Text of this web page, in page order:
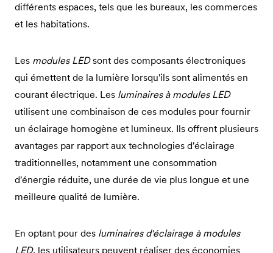
différents espaces, tels que les bureaux, les commerces
et les habitations.
Les modules LEDsont des composants électroniques
qui émettent de la lumière lorsqu'ils sont alimentés en
courant électrique. Les luminaires à modules LED
utilisent une combinaison de ces modules pour fournir
un éclairage homogène et lumineux. Ils offrent plusieurs
avantages par rapport aux technologies d'éclairage
traditionnelles, notamment une consommation
d'énergie réduite, une durée de vie plus longue et une
meilleure qualité de lumière.
En optant pour des luminaires d'éclairage à modules
LED, les utilisateurs peuvent réaliser des économies